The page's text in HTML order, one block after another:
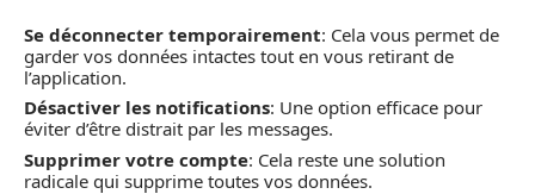
Se déconnecter temporairement: Cela vous permet de
garder vos données intactes tout en vous retirant de
l’application.
Désactiver les notifications: Une option efficace pour
éviter d’être distrait par les messages.
Supprimer votre compte: Cela reste une solution
radicale qui supprime toutes vos données.